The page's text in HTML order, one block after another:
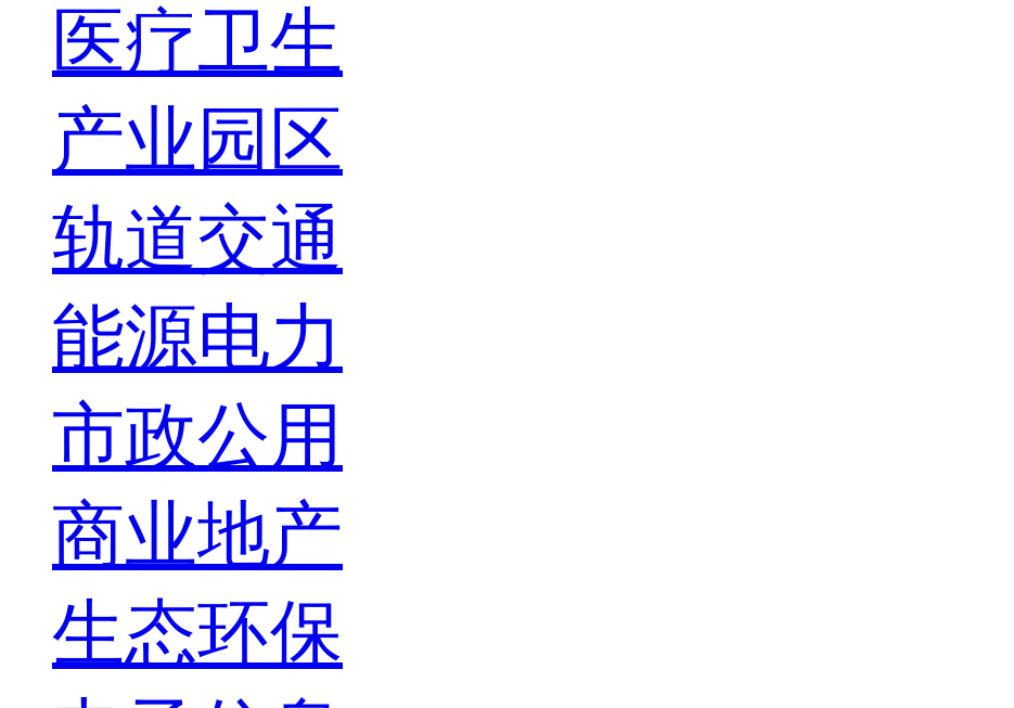
医疗卫生
产业园区
轨道交通
能源电力
市政公用
商业地产
生态环保